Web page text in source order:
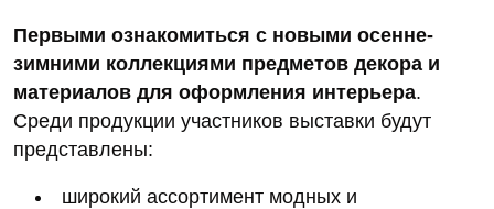
Первыми ознакомиться с новыми осенне-
зимними коллекциями предметов декора и
материалов для оформления интерьера.
Среди продукции участников выставки будут
представлены:
широкий ассортимент модных и